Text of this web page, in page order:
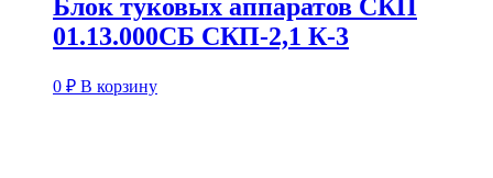
Блок туковых аппаратов СКП
01.13.000СБ СКП-2,1 К-3
0 ₽ В корзину